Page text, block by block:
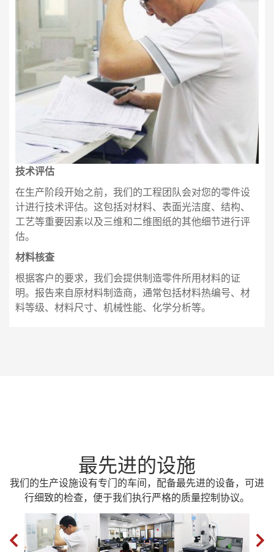
技术评估
在生产阶段开始之前，我们的工程团队会对您的零件设
计进行技术评估。这包括对材料、表面光洁度、结构、
工艺等重要因素以及三维和二维图纸的其他细节进行评
估。
材料核查
根据客户的要求，我们会提供制造零件所用材料的证
明。报告来自原材料制造商，通常包括材料热编号、材
料等级、材料尺寸、机械性能、化学分析等。
最先进的设施
我们的生产设施设有专门的车间，配备最先进的设备，可进
行细致的检查，便于我们执行严格的质量控制协议。